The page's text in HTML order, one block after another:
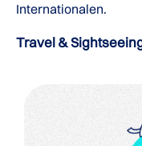
Internationalen.
Travel &